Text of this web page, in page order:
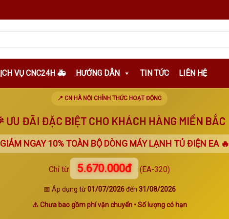
VỤ CNC24H 🚑 HƯỚNG DẪN TIN TỨC LIÊN HỆ
📍 CN HÀ NỘI CHÍNH THỨC HOẠT ĐỘNG
ƯU ĐÃI ĐẶC BIỆT CHO KHÁCH HÀNG MIỀN BẮC
NGAY10% TOÀN BỘ DÒNG MÁY LẠNH TỦ ĐIỆN EA 🔥
Chỉ từ 5.670.000đ (EA-320)
📅 Áp dụng từ01/07/2026đến 31/08/2026
⚠️ Chưa bao gồm phí vận chuyển • Số lượng có hạn